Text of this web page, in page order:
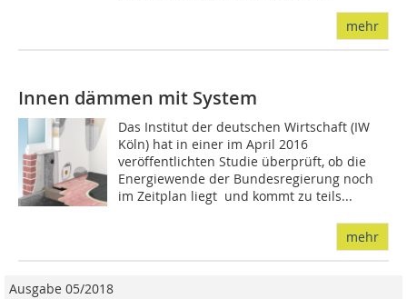
mehr
Innen dämmen mit System
Das Institut der deutschen Wirtschaft (IW
Köln) hat in einer im April 2016
veröffentlichten Studie überprüft, ob die
Energiewende der Bundesregierung noch
im Zeitplan liegt  und kommt zu teils...
mehr
Ausgabe 05/2018